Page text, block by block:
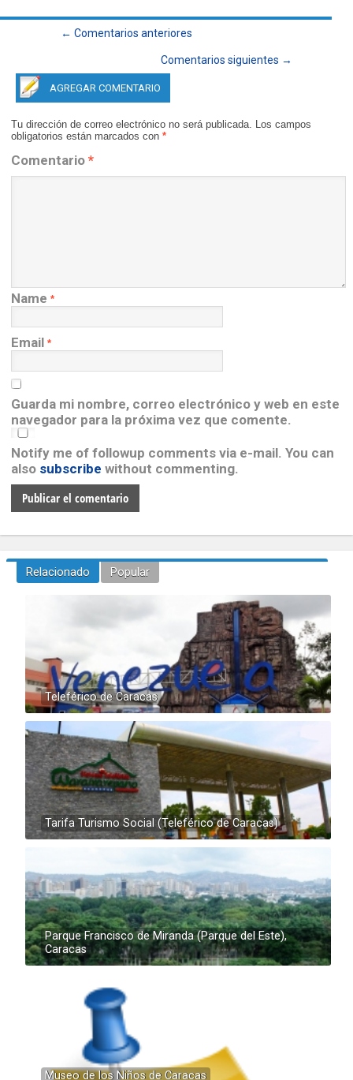
← Comentarios anteriores
Comentarios siguientes →
AGREGAR COMENTARIO
Tu dirección de correo electrónico no será publicada. Los campos
obligatorios están marcados con *
Comentario *
Name *
Email *
Guarda mi nombre, correo electrónico y web en este
navegador para la próxima vez que comente.
Notify me of followup comments via e-mail. You can
also subscribe without commenting.
Relacionado Popular
Teleférico de Caracas
Tarifa Turismo Social (Teleférico de Caracas)
Parque Francisco de Miranda (Parque del Este),
Caracas
Museo de los Niños de Caracas